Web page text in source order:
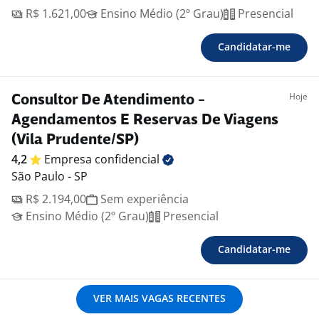
R$ 1.621,00
Ensino Médio (2º Grau) Presencial
Candidatar-me
Consultor De Atendimento -
Agendamentos E Reservas De Viagens
(Vila Prudente/SP)
Hoje
4,2 Empresa confidencial
São Paulo - SP
R$ 2.194,00
Sem experiência
Ensino Médio (2º Grau)
Presencial
Candidatar-me
VER MAIS VAGAS RECENTES